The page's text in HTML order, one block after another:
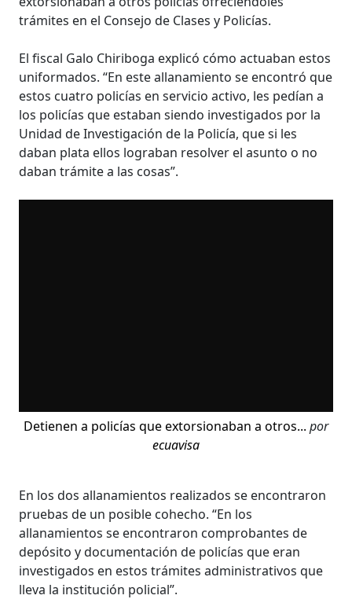
trámites en el Consejo de Clases y Policías.
El fiscal Galo Chiriboga explicó cómo actuaban estos
uniformados. “En este allanamiento se encontró que
estos cuatro policías en servicio activo, les pedían a
los policías que estaban siendo investigados por la
Unidad de Investigación de la Policía, que si les
daban plata ellos lograban resolver el asunto o no
daban trámite a las cosas”.
Detienen a policías que extorsionaban a otros... por
ecuavisa
En los dos allanamientos realizados se encontraron
pruebas de un posible cohecho. “En los
allanamientos se encontraron comprobantes de
depósito y documentación de policías que eran
investigados en estos trámites administrativos que
lleva la institución policial”.